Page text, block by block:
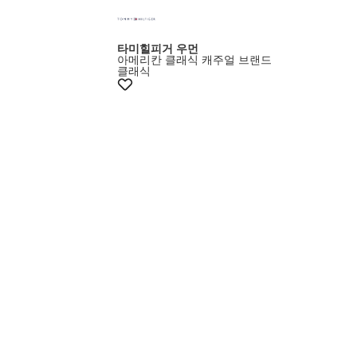
타미힐피거 우먼
아메리칸 클래식 캐주얼 브랜드
클래식